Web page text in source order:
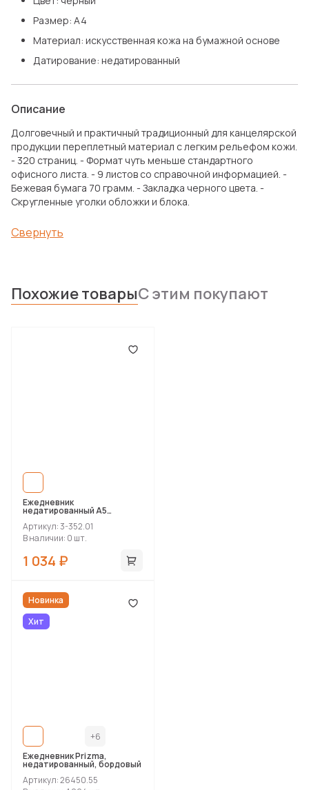
Размер: A4
Материал: искусственная кожа на бумажной основе
Датирование: недатированный
Описание
Долговечный и практичный традиционный для канцелярской
продукции переплетный материал с легким рельефом кожи.
- 320 страниц. - Формат чуть меньше стандартного
офисного листа. - 9 листов со справочной информацией. -
Бежевая бумага 70 грамм. - Закладка черного цвета. -
Скругленные уголки обложки и блока.
Свернуть
Похожие товарыС этим покупают
Ежедневник
недатированный А5
«Prestige»
Артикул: 3-352.01
В наличии: 0 шт.
1 034 ₽
Новинка
Хит
+6
Ежедневник Prizma,
недатированный, бордовый
Артикул: 26450.55